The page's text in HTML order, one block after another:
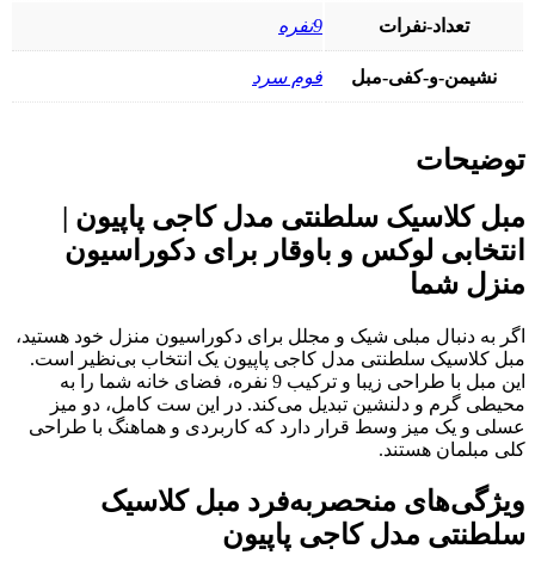
تعداد-نفرات 9نفره
نشیمن-و-کفی-مبل فوم سرد
توضیحات
مبل کلاسیک سلطنتی مدل کاجی پاپیون |
انتخابی لوکس و باوقار برای دکوراسیون
منزل شما
اگر به دنبال مبلی شیک و مجلل برای دکوراسیون منزل خود هستید،
مبل کلاسیک سلطنتی مدل کاجی پاپیون یک انتخاب بی‌نظیر است.
این مبل با طراحی زیبا و ترکیب 9 نفره، فضای خانه شما را به
محیطی گرم و دلنشین تبدیل می‌کند. در این ست کامل، دو میز
عسلی و یک میز وسط قرار دارد که کاربردی و هماهنگ با طراحی
کلی مبلمان هستند.
ویژگی‌های منحصربه‌فرد مبل کلاسیک
سلطنتی مدل کاجی پاپیون